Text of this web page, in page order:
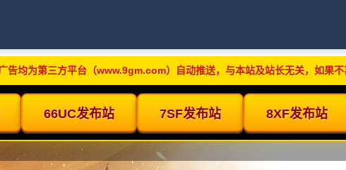
告均为第三方平台（www.9gm.com）自动推送，与本站及站长无关，如果不